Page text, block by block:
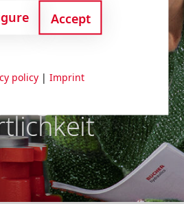
und
Accept
policy| Imprint